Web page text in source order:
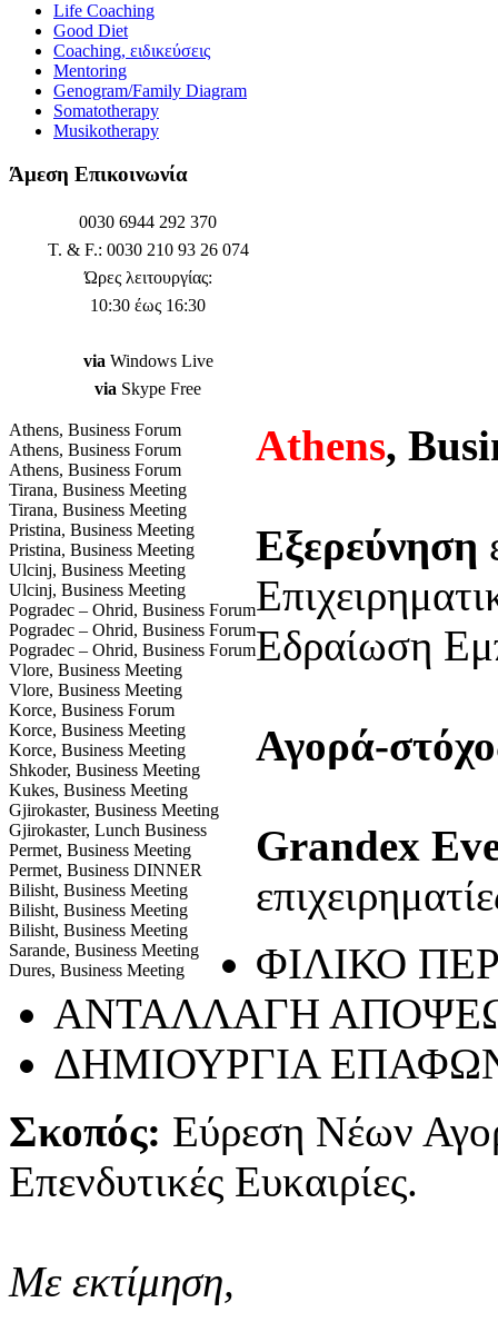
Life Coaching
Good Diet
Coaching, ειδικεύσεις
Mentoring
Genogram/Family Diagram
Somatotherapy
Musikotherapy
Άμεση Επικοινωνία
0030 6944 292 370
T. & F.: 0030 210 93 26 074
Ώρες λειτουργίας:
10:30 έως 16:30
via Windows Live
via Skype Free
Athens, Business Forum
Athens, Business Forum
Athens, Business Forum
Tirana, Business Meeting
Tirana, Business Meeting
Pristina, Business Meeting
Pristina, Business Meeting
Ulcinj, Business Meeting
Ulcinj, Business Meeting
Pogradec – Ohrid, Business Forum
Pogradec – Ohrid, Business Forum
Pogradec – Ohrid, Business Forum
Vlore, Business Meeting
Vlore, Business Meeting
Korce, Business Forum
Korce, Business Meeting
Korce, Business Meeting
Shkoder, Business Meeting
Kukes, Business Meeting
Gjirokaster, Business Meeting
Gjirokaster, Lunch Business
Permet, Business Meeting
Permet, Business DINNER
Bilisht, Business Meeting
Bilisht, Business Meeting
Bilisht, Business Meeting
Sarande, Business Meeting
Dures, Business Meeting
Athens,
Εξερεύνηση
Εδραίωση
Αγορά-
Grandex
ΦΙΛΙΚΟ
ΑΝΤΑΛΛΑΓΗ
ΔΗΜΙΟΥΡΓΙΑ
Σκοπός: Εύρεση Νέων
Επενδυτικές Ευκαιρίες.
Με εκτίμηση,